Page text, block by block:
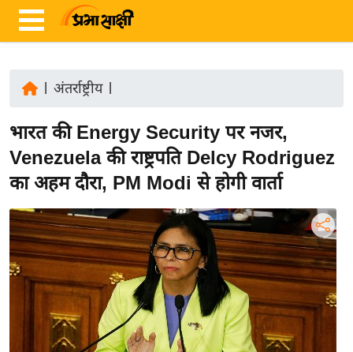
ज़ा
ख
र
रा
ष्ट्री
य
अंतर्राष्ट्रीय|
भारत की Energy Security पर नजर,
Venezuela की राष्ट्रपति Delcy Rodriguez
का अहम दौरा, PM Modi से होगी वार्ता